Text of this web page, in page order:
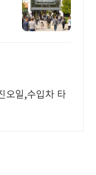
오일,수입차 타